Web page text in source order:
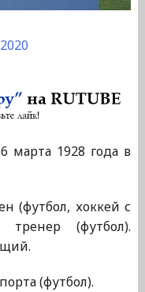
марта 1928 года в
(футбол, хоккей с
тренер (футбол).
(футбол).